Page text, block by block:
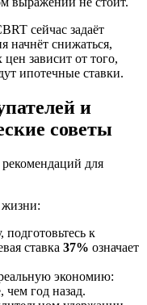
сейчас задаёт
начнёт снижаться,
зависит от того,
ипотечные ставки.
и
советы
для
к
ставка 37% означает
экономию:
год назад.